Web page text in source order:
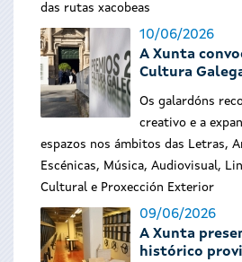
das rutas xacobeas
10/06/2026
A Xunta
Cultura
Os galardóns
creativo e a
espazos nos ámbitos das Letras,
Escénicas, Música, Audiovisual,
Cultural e Proxección Exterior
09/06/2026
A Xunta
histórico